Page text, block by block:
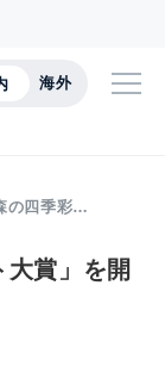
海外
の四季彩…
大賞」を開